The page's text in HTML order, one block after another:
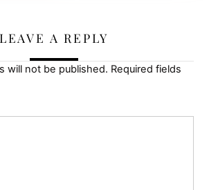
LEAVE A REPLY
will not be published. Required fields